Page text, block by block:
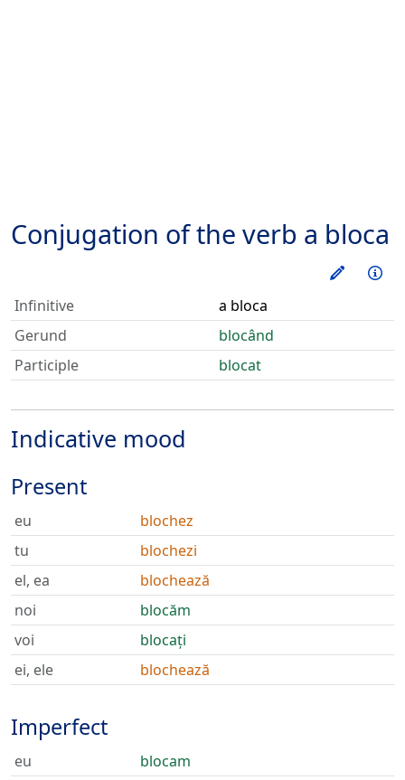
Conjugation of the verb a bloca
Train
Infinitive
a bloca
Gerund
blocând
Participle
blocat
Indicative mood
Present
eu
blochez
tu
blochezi
el, ea
blochează
noi
blocăm
voi
blocați
ei, ele
blochează
Imperfect
eu
blocam